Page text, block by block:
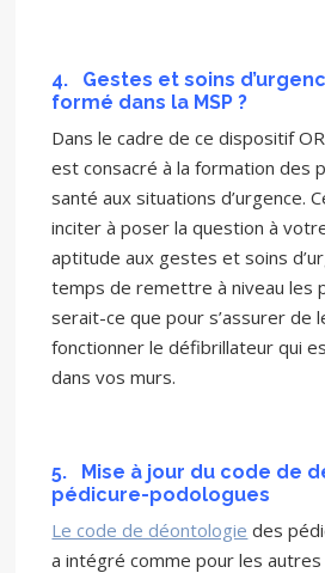
4. Gestes et soins
formé dans la MSP ?
Dans le cadre de ce dispositif
est consacré à la formation des
santé aux situations d’urgence.
inciter à poser la question à
aptitude aux gestes et soins
temps de remettre à niveau les
serait-ce que pour s’assurer de
fonctionner le défibrillateur qui
dans vos murs.
5. Mise à jour du code de
pédicure-podologues
Le code de déontologie des
a intégré comme pour les